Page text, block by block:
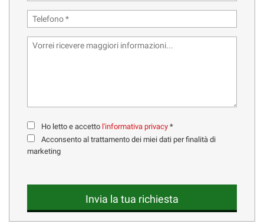
Ho letto e accetto l'informativa privacy *
Acconsento al trattamento dei miei dati per finalità di
marketing
Invia la tua richiesta